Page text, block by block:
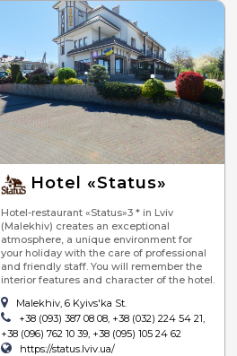
Hotel «Status»
Hotel-restaurant «Status»3 * in Lviv
(Malekhiv) creates an exceptional
atmosphere, a unique environment for
your holiday with the care of professional
and friendly staff. You will remember the
interior features and character of the hotel.
Malekhiv, 6 Kyivs'ka St.
+38 (093) 387 08 08, +38 (032) 224 54 21,
+38 (096) 762 10 39, +38 (095) 105 24 62
https://status.lviv.ua/